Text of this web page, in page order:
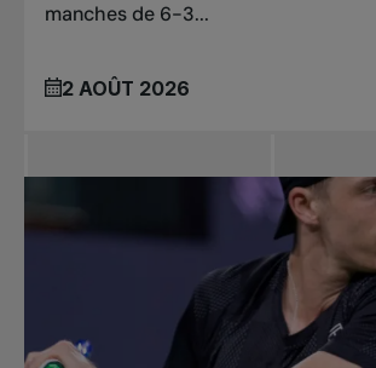
manches de 6-3...
2 AOÛT 2026